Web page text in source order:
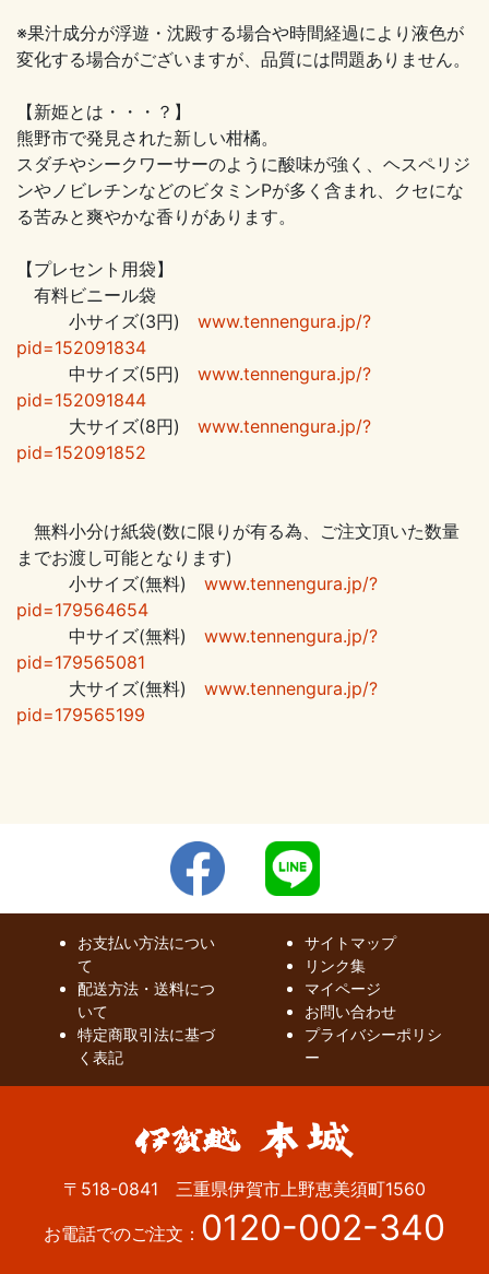
※果汁成分が浮遊・沈殿する場合や時間経過により液色が
変化する場合がございますが、品質には問題ありません。
【新姫とは・・・？】
熊野市で発見された新しい柑橘。
スダチやシークワーサーのように酸味が強く、ヘスペリジ
ンやノビレチンなどのビタミンPが多く含まれ、クセにな
る苦みと爽やかな香りがあります。
【プレセント用袋】
有料ビニール袋
小サイズ(3円) www.tennengura.jp/?
pid=152091834
中サイズ(5円) www.tennengura.jp/?
pid=152091844
大サイズ(8円) www.tennengura.jp/?
pid=152091852
無料小分け紙袋(数に限りが有る為、ご注文頂いた数量
までお渡し可能となります)
小サイズ(無料) www.tennengura.jp/?
pid=179564654
中サイズ(無料) www.tennengura.jp/?
pid=179565081
大サイズ(無料) www.tennengura.jp/?
pid=179565199
お支払い方法につい
て
配送方法・送料につ
いて
特定商取引法に基づ
く表記
サイトマップ
リンク集
マイページ
お問い合わせ
プライバシーポリシ
ー
〒518-0841 三重県伊賀市上野恵美須町1560
お電話でのご注文： 0120-002-340